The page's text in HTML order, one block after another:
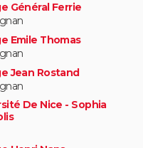
Général Ferrie
Emile Thomas
Jean Rostand
De Nice - Sophia